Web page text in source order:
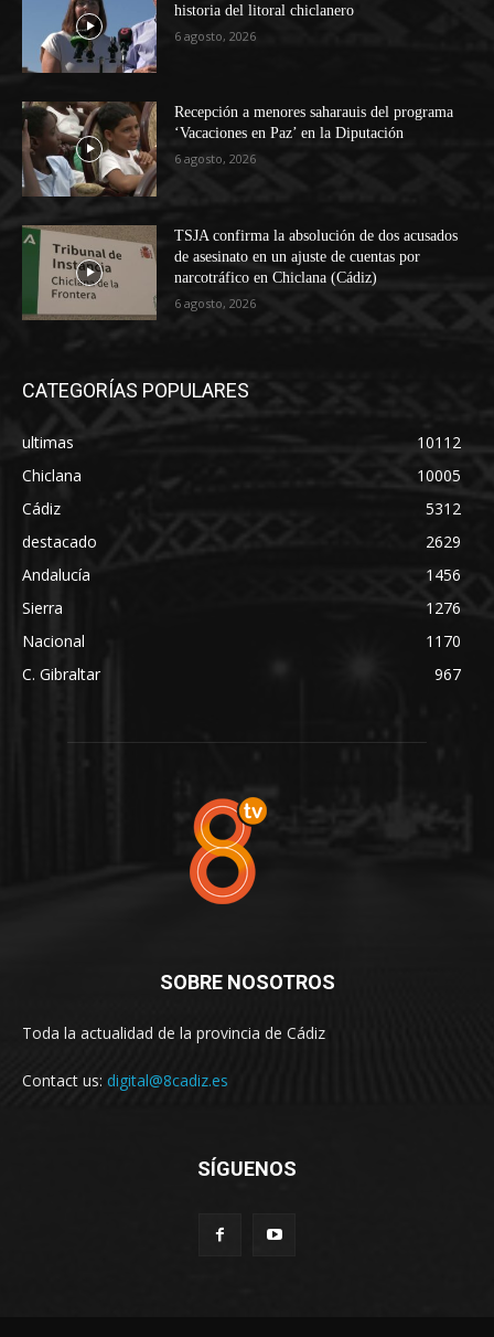
historia del litoral chiclanero
6 agosto, 2026
Recepción a menores saharauis del programa
‘Vacaciones en Paz’ en la Diputación
6 agosto, 2026
TSJA confirma la absolución de dos acusados
de asesinato en un ajuste de cuentas por
narcotráfico en Chiclana (Cádiz)
6 agosto, 2026
CATEGORÍAS POPULARES
ultimas
10112
Chiclana
10005
Cádiz
5312
destacado
2629
Andalucía
1456
Sierra
1276
Nacional
1170
C. Gibraltar
967
SOBRE NOSOTROS
Toda la actualidad de la provincia de Cádiz
Contact us: digital@8cadiz.es
SÍGUENOS